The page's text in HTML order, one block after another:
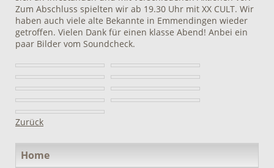
Zum Abschluss spielten wir ab 19.30 Uhr mit XX CULT. Wir
haben auch viele alte Bekannte in Emmendingen wieder
getroffen. Vielen Dank für einen klasse Abend! Anbei ein
paar Bilder vom Soundcheck.
Zurück
überspringen
Home